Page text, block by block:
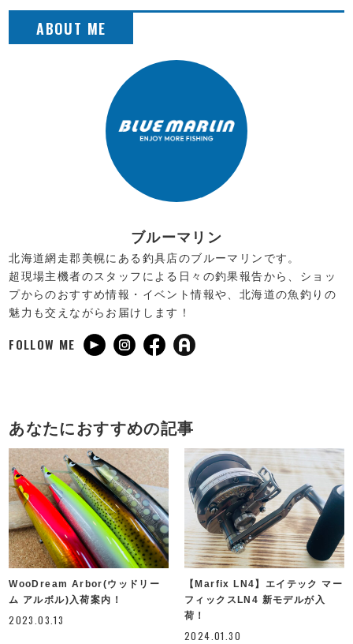
ブルーマリン
北海道網走郡美幌にある釣具店のブルーマリンです。
超現場主機者のスタッフによる日々の釣果報告から、ショッ
プからのおすすめ情報・イベント情報や、北海道の魚釣りの
魅力も交えながらお届けします！
FOLLOW ME
あなたにおすすめの記事
WooDream Arbor(ウッドリー
ム アルボル)入荷案内！
2023.03.13
【Marfix LN4】エイテック マー
フィックスLN4 新モデルが入
荷！
2024.01.30